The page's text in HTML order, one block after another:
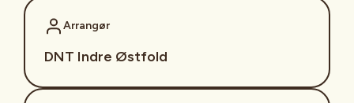
Arrangør
DNT Indre Østfold